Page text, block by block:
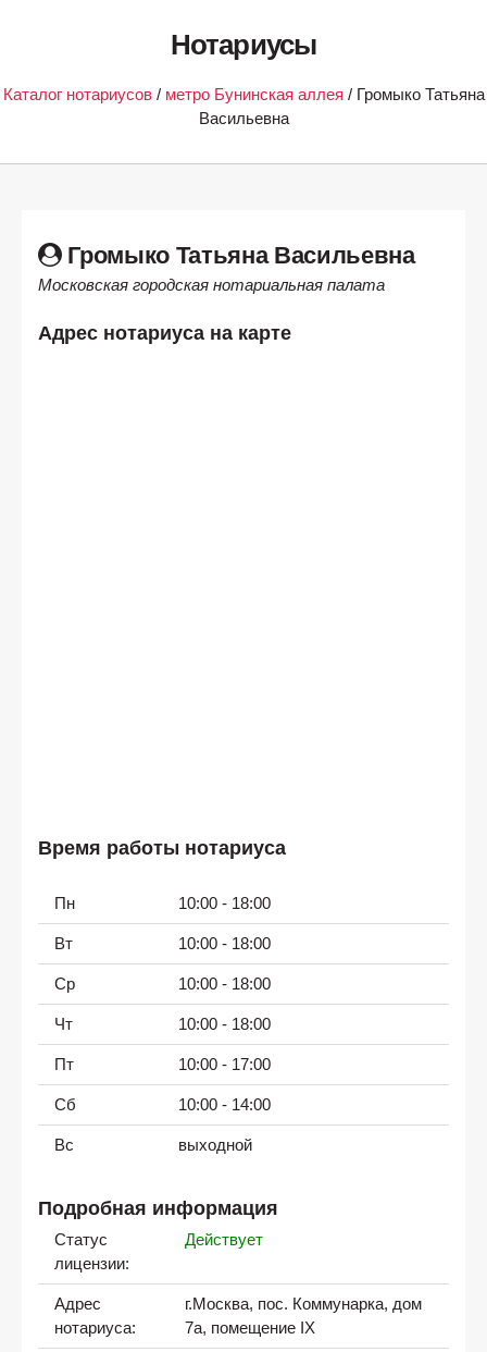
Нотариусы
Каталог нотариусов/ метро Бунинская аллея / Громыко Татьяна
Васильевна
Громыко Татьяна Васильевна
Московская городская нотариальная палата
Адрес нотариуса на карте
Время работы нотариуса
Пн 10:00 - 18:00
Вт 10:00 - 18:00
Ср 10:00 - 18:00
Чт 10:00 - 18:00
Пт 10:00 - 17:00
Сб 10:00 - 14:00
Вс выходной
Подробная информация
Статус
лицензии:
Действует
Адрес
нотариуса:
г.Москва, пос. Коммунарка, дом
7а, помещение IX